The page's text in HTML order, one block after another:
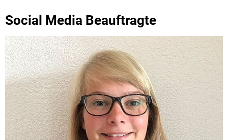
Social Media Beauftragte